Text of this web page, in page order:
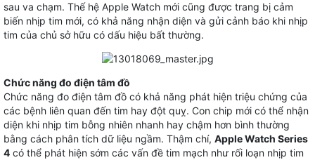
sau va chạm. Thế hệ Apple Watch mới cũng được trang bị cảm
biến nhịp tim mới, có khả năng nhận diện và gửi cảnh báo khi nhịp
tim của chủ sở hữu có dấu hiệu bất thường.
Chức năng đo điện tâm đồ
Chức năng đo điện tâm đồ có khả năng phát hiện triệu chứng của
các bệnh liên quan đến tim hay đột quỵ. Con chip mới có thể nhận
diện khi nhịp tim bỗng nhiên nhanh hay chậm hơn bình thường
bằng cách phân tích dữ liệu ngầm. Thậm chí, Apple Watch Series
4 có thể phát hiện sớm các vấn đề tim mạch như rối loạn nhịp tim